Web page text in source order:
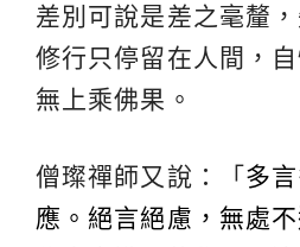
差別可說是差之毫釐
修行只停留在人間，
無上乘佛果。
僧璨禪師又說：「 多
應。絕言絕慮，無處不